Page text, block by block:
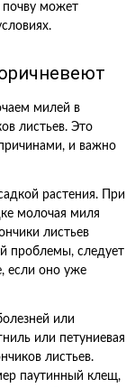
почву может
милей в
листьев. Это
и важно
растения. При
молочая миля
листьев
проблемы, следует
если оно уже
или
или петуниевая
листьев.
паутинный клещ,